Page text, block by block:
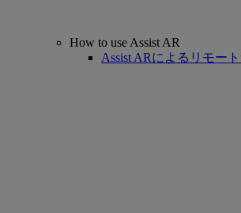
How to use Assist AR
Assist ARによるリモー